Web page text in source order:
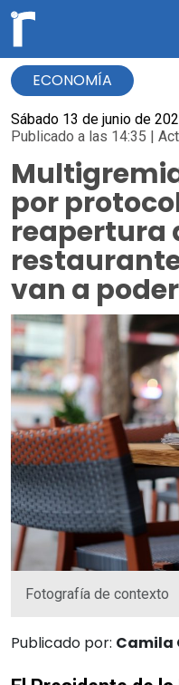
ECONOMÍA
Sábado 13 de junio de
Publicado a las 14:35 |
por
reapertura
van a
Fotografía de contexto
Publicado por: Camila